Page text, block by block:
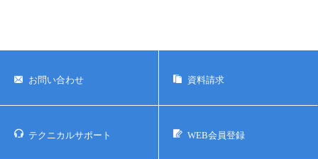
お問い合わせ 資料請求
テクニカルサポート WEB会員登録